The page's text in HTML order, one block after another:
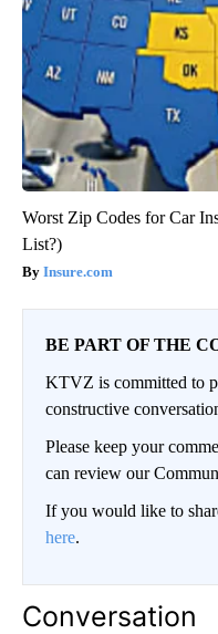
Worst Zip Codes for Car
List?)
Insure.com
BE PART OF THE
KTVZ is committed to
constructive
Please keep your
can review our
If you would like to
here.
Conversation